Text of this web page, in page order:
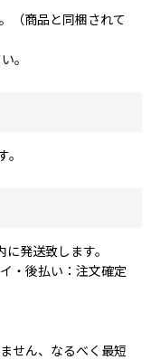
（商品と同梱されて
。
。
発送致します。
・後払い：注文確定
せん、なるべく最短